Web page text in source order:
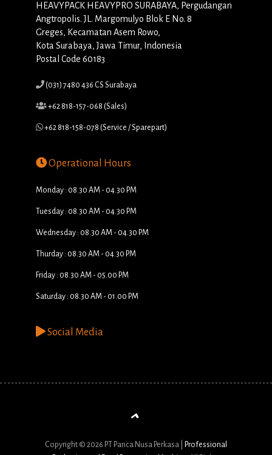
HEAVYPACK HEAVYPRO SURABAYA, Pergudangan
Angtropolis. JL. Margomulyo Blok E No. 8
Greges, Kecamatan Asem Rowo,
Kota Surabaya, Jawa Timur, Indonesia
Postal Code 60183
(031) 7480 436 CS Surabaya
+62 818-157-068 (Sales)
+62 818-158-078 (Service / Sparepart)
Operational Hours
Monday : 08.30 AM - 04.30 PM
Tuesday : 08.30 AM - 04.30 PM
Wednesday : 08.30 AM - 04.30 PM
Thurday : 08.30 AM - 04.30 PM
Friday : 08.30 AM - 05.00 PM
Saturday : 08.30 AM - 01.00 PM
Social Media
Copyright © 2026 PT Panca Nusa Perkasa |
Professional